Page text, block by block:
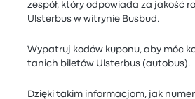
zespół, który odpowiada za jakość
Ulsterbus w witrynie Busbud.
Wypatruj kodów kuponu, aby móc
tanich biletów Ulsterbus (autobus).
Dzięki takim informacjom, jak